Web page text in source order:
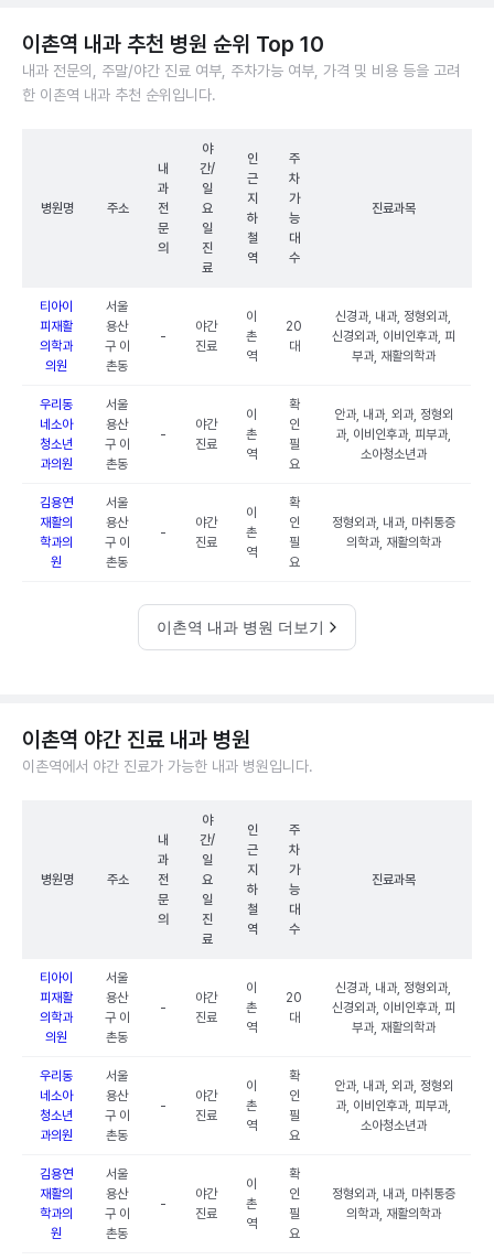
이촌역 내과 추천 병원 순위 Top 10
내과 전문의, 주말/야간 진료 여부, 주차가능 여부, 가격 및 비용 등을 고려
한 이촌역 내과 추천 순위입니다.
병원명 주소
내
과
전
문
의
야
간/
일
요
일
진
료
인
근
지
하
철
역
주
차
가
능
대
수
진료과목
티아이
피재활
의학과
의원
서울
용산
구 이
촌동
-
야간
진료
이
촌
역
20
대
신경과, 내과, 정형외과,
신경외과, 이비인후과, 피
부과, 재활의학과
우리동
네소아
청소년
과의원
서울
용산
구 이
촌동
-
야간
진료
이
촌
역
확
인
필
요
안과, 내과, 외과, 정형외
과, 이비인후과, 피부과,
소아청소년과
김용연
재활의
학과의
원
서울
용산
구 이
촌동
-
야간
진료
이
촌
역
확
인
필
요
정형외과, 내과, 마취통증
의학과, 재활의학과
이촌역 내과 병원 더보기
이촌역 야간 진료 내과 병원
이촌역에서 야간 진료가 가능한 내과 병원입니다.
병원명 주소
내
과
전
문
의
야
간/
일
요
일
진
료
인
근
지
하
철
역
주
차
가
능
대
수
진료과목
티아이
피재활
의학과
의원
서울
용산
구 이
촌동
-
야간
진료
이
촌
역
20
대
신경과, 내과, 정형외과,
신경외과, 이비인후과, 피
부과, 재활의학과
우리동
네소아
청소년
과의원
서울
용산
구 이
촌동
-
야간
진료
이
촌
역
확
인
필
요
안과, 내과, 외과, 정형외
과, 이비인후과, 피부과,
소아청소년과
김용연
재활의
학과의
원
서울
용산
구 이
촌동
-
야간
진료
이
촌
역
확
인
필
요
정형외과, 내과, 마취통증
의학과, 재활의학과